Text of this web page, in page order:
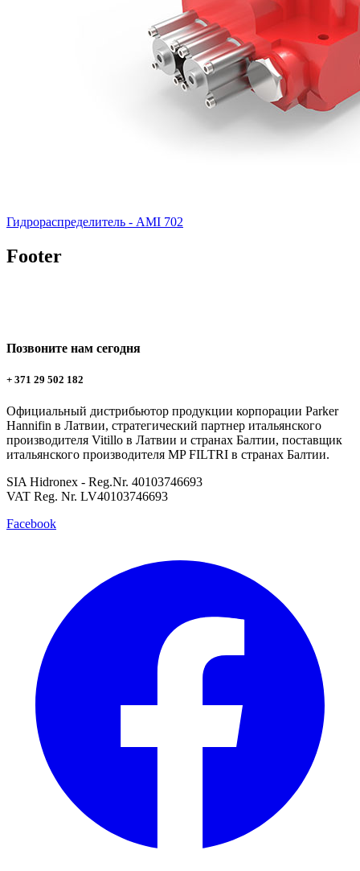
Гидрораспределитель - AMI 702
Footer
Позвоните нам сегодня
+ 371 29 502 182
Официальный дистрибьютор продукции корпорации Parker
Hannifin в Латвии, стратегический партнер итальянского
производителя Vitillo в Латвии и странах Балтии, поставщик
итальянского производителя MP FILTRI в странах Балтии.
SIA Hidronex - Reg.Nr. 40103746693
VAT Reg. Nr. LV40103746693
Facebook